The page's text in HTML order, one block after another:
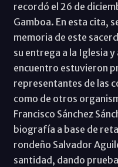
recordó el 26 de
Gamboa. En esta cita,
memoria de este
su entrega a la Iglesia y
encuentro estuvieron
representantes de las
como de otros
Francisco Sánchez
biografía a base de
rondeño Salvador
santidad, dando